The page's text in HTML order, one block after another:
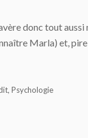
donc tout
Marla) et,
, Psychologie